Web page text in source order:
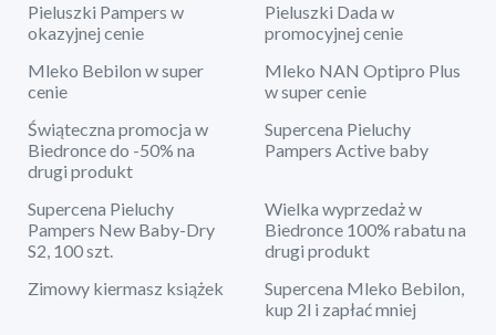
Pieluszki Pampers w
okazyjnej cenie
Pieluszki Dada w
promocyjnej cenie
Mleko Bebilon w super
cenie
Mleko NAN Optipro Plus
w super cenie
Świąteczna promocja w
Biedronce do -50% na
drugi produkt
Supercena Pieluchy
Pampers Active baby
Supercena Pieluchy
Pampers New Baby-Dry
S2, 100 szt.
Wielka wyprzedaż w
Biedronce 100% rabatu na
drugi produkt
Zimowy kiermasz książek
Supercena Mleko Bebilon,
kup 2l i zapłać mniej